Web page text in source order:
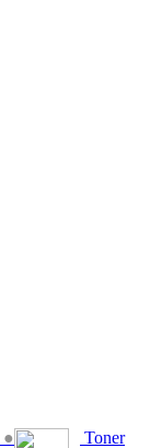
● Toner